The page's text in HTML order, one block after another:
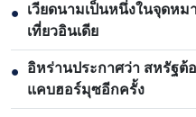
● เวียดนามเป็นหนึ่งในจุดห
เที่ยวอินเดีย
● อิหร่านประกาศว่า สหรัฐต้
แคบฮอร์มุซอีกครั้ง